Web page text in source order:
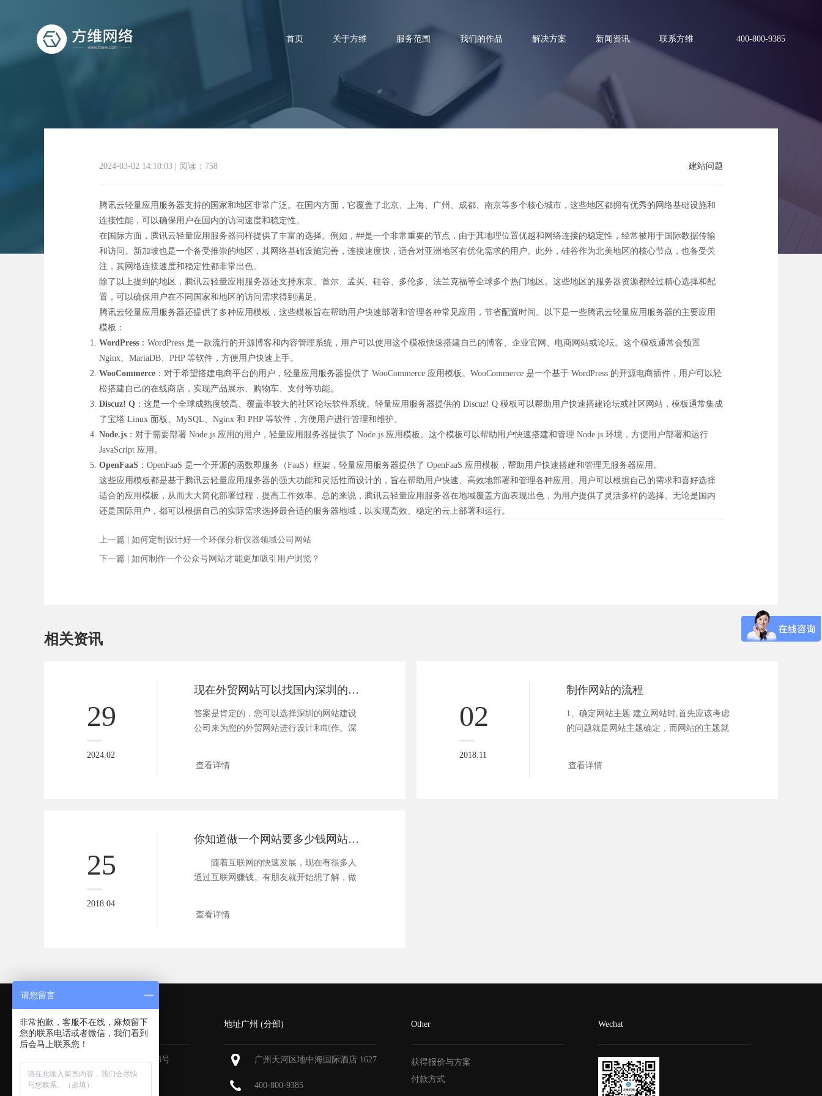
首页 关于方维 服务范围 我们的作品 解决方案 新闻资讯 联系方维 400-800-9385
腾讯云轻量应用服务器支持的国家地区和提供的应用模板有哪些 建站问题
2024-03-02 14:10:03 阅读：758
腾讯云轻量应用服务器支持的国家和地区非常广泛。在国内方面，它覆盖了北京、上海、广州、成都、南京等多个核心城市，这些地区都拥有优秀的网络基础设施和
连接性能，可以确保用户在国内的访问速度和稳定性。
在国际方面，腾讯云轻量应用服务器同样提供了丰富的选择。例如，##是一个非常重要的节点，由于其地理位置优越和网络连接的稳定性，经常被用于国际数据传输
和访问。新加坡也是一个备受推崇的地区，其网络基础设施完善，连接速度快，适合对亚洲地区有优化需求的用户。此外，硅谷作为北美地区的核心节点，也备受关
注，其网络连接速度和稳定性都非常出色。
除了以上提到的地区，腾讯云轻量应用服务器还支持东京、首尔、孟买、硅谷、多伦多、法兰克福等全球多个热门地区。这些地区的服务器资源都经过精心选择和配
置，可以确保用户在不同国家和地区的访问需求得到满足。
腾讯云轻量应用服务器还提供了多种应用模板，这些模板旨在帮助用户快速部署和管理各种常见应用，节省配置时间。以下是一些腾讯云轻量应用服务器的主要应用
模板：
WordPress ：WordPress 是一款流行的开源博客和内容管理系统，用户可以使用这个模板快速搭建自己的博客、企业官网、电商网站或论坛。这个模板通常会预置
Nginx、MariaDB、PHP 等软件，方便用户快速上手。
WooCommerce ：对于希望搭建电商平台的用户，轻量应用服务器提供了 WooCommerce 应用模板。WooCommerce 是一个基于 WordPress 的开源电商插件，用户可以轻
松搭建自己的在线商店，实现产品展示、购物车、支付等功能。
Discuz! Q ：这是一个全球成熟度较高、覆盖率较大的社区论坛软件系统。轻量应用服务器提供的 Discuz! Q 模板可以帮助用户快速搭建论坛或社区网站，模板通常集成
了宝塔 Linux 面板、MySQL、Nginx 和 PHP 等软件，方便用户进行管理和维护。
Node.js ：对于需要部署 Node.js 应用的用户，轻量应用服务器提供了 Node.js 应用模板。这个模板可以帮助用户快速搭建和管理 Node.js 环境，方便用户部署和运行
JavaScript 应用。
OpenFaaS ：OpenFaaS 是一个开源的函数即服务（FaaS）框架，轻量应用服务器提供了 OpenFaaS 应用模板，帮助用户快速搭建和管理无服务器应用。
这些应用模板都是基于腾讯云轻量应用服务器的强大功能和灵活性而设计的，旨在帮助用户快速、高效地部署和管理各种应用。用户可以根据自己的需求和喜好选择
适合的应用模板，从而大大简化部署过程，提高工作效率。总的来说，腾讯云轻量应用服务器在地域覆盖方面表现出色，为用户提供了灵活多样的选择。无论是国内
还是国际用户，都可以根据自己的实际需求选择最合适的服务器地域，以实现高效、稳定的云上部署和运行。
上一篇 | 如何定制设计好一个环保分析仪器领域公司网站
下一篇 | 如何制作一个公众号网站才能更加吸引用户浏览？
相关资讯
29
2024.02
现在外贸网站可以找国内深圳的网站建设公司吗？
答案是肯定的，您可以选择深圳的网站建设
公司来为您的外贸网站进行设计和制作。深
查看详情
02
2018.11
制作网站的流程
1、确定网站主题 建立网站时,首先应该考虑
的问题就是网站主题确定，而网站的主题就
查看详情
25
2018.04
你知道做一个网站要多少钱网站怎么运营能赚钱
随着互联网的快速发展，现在有很多人
通过互联网赚钱。有朋友就开始想了解，做
查看详情
深圳 (总部)
深圳福田区深南大道6013号
中国有色大厦713-715
地址广州 (分部)
广州天河区地中海国际酒店 1627
400-800-9385
Other
获得报价与方案
付款方式
Wechat
请您留言
非常抱歉，客服不在线，麻烦留下
您的联系电话或者微信，我们看到
后会马上联系您！